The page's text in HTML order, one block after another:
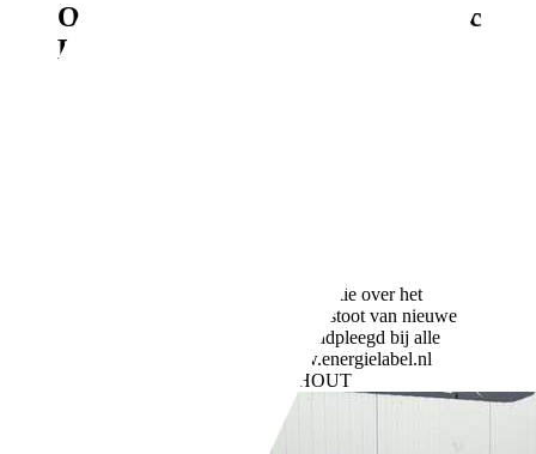
Opel Mokka
1.4T 141PK Navi Ecc
Bluetooth Cruise Control Pdc I
Meer informatie over het
brandstofverbruik en CO2-uitstoot van nieuwe
voertuigen kan worden geraadpleegd bij alle
verkooppunten en op: www.energielabel.nl
NL-5738 AK MARIAHOUT